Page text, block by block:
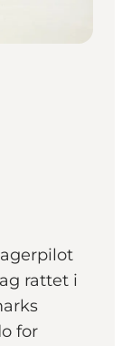
rattet i
for